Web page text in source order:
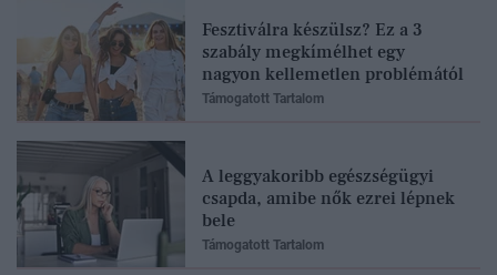
Fesztiválra készülsz? Ez a 3
szabály megkímélhet egy
nagyon kellemetlen problémától
Támogatott Tartalom
A leggyakoribb egészségügyi
csapda, amibe nők ezrei lépnek
bele
Támogatott Tartalom